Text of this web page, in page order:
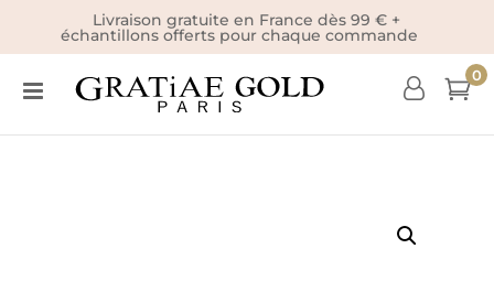
Livraison gratuite en France dès 99 € +
échantillons offerts pour chaque commande
0